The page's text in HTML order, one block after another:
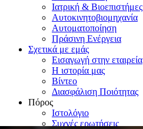
Ιατρική & Βιοεπιστήμες
Αυτοκινητοβιομηχανία
Αυτοματοποίηση
Πράσινη Ενέργεια
Σχετικά με εμάς
Εισαγωγή στην εταιρεία
Η ιστορία μας
Βίντεο
Διασφάλιση Ποιότητας
Πόρος
Ιστολόγιο
Συχνές ερωτήσεις